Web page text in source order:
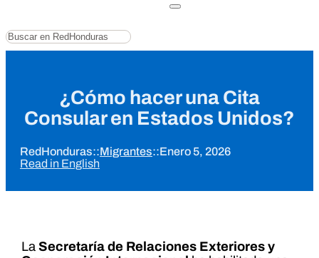
Buscar
¿Cómo hacer una Cita
Consular en Estados Unidos?
RedHonduras::Migrantes::Enero 5, 2026
Read in English
La Secretaría de Relaciones Exteriores y